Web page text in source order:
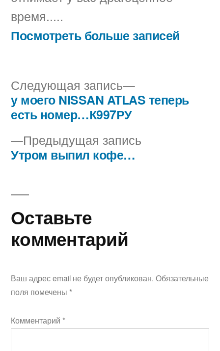
время.....
Посмотреть больше записей
Навигация
записям
Предыдущая запись
Утром выпил кофе…
Следующая запись
Следующая
запись:
у моего NISSAN ATLAS теперь
есть номер…К997РУ
Оставьте
комментарий
Ваш адрес email не будет опубликован. Обязательные
поля помечены *
Комментарий *